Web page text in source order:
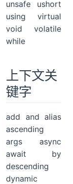
unsafe ushort
using virtual
void volatile
while
上下文关
键字
add and alias
ascending
args async
await by
descending
dynamic